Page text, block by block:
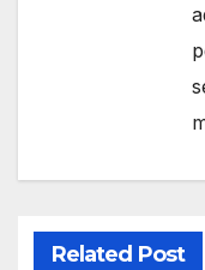
Related Post